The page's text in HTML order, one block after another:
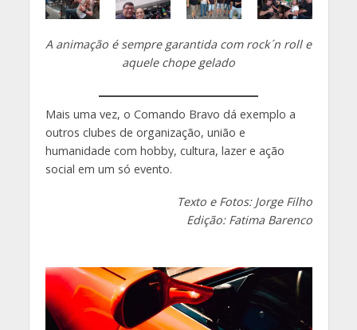
A animação é sempre garantida com rock´n roll e
aquele chope gelado
Mais uma vez, o Comando Bravo dá exemplo a
outros clubes de organização, união e
humanidade com hobby, cultura, lazer e ação
social em um só evento.
Texto e Fotos: Jorge Filho
Edição: Fatima Barenco